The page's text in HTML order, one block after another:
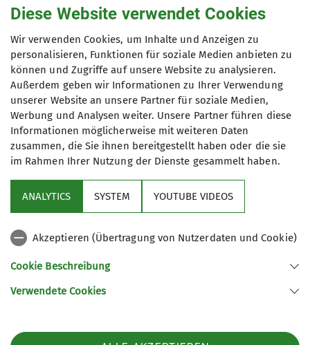
Kursgebühr auch bei vorzeitigem Abbruch in
Maximale Teilnehmeranzahl
4
Sektion
Aktuelles
Sektion Göttingen des Deutschen Alpenvereins e.V.
Diese Website verwendet Cookies
Wir verwenden Cookies, um Inhalte und Anzeigen zu
personalisieren, Funktionen für soziale Medien anbieten zu
können und Zugriffe auf unsere Website zu analysieren.
Außerdem geben wir Informationen zu Ihrer Verwendung
unserer Website an unsere Partner für soziale Medien,
Werbung und Analysen weiter. Unsere Partner führen diese
Informationen möglicherweise mit weiteren Daten
zusammen, die Sie ihnen bereitgestellt haben oder die sie
im Rahmen Ihrer Nutzung der Dienste gesammelt haben.
ANALYTICS SYSTEM YOUTUBE VIDEOS
Akzeptieren (Übertragung von Nutzerdaten und Cookie)
Cookie Beschreibung
Verwendete Cookies